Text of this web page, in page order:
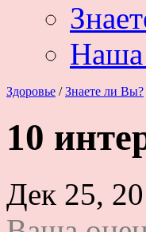
Наша
Здоровье / Знаете ли Вы?
10
Дек 25,